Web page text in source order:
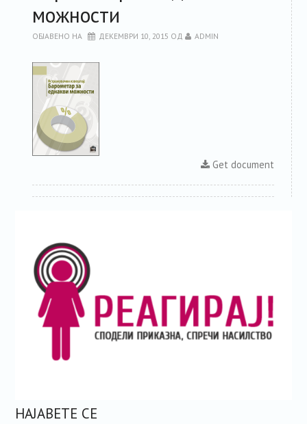
можности
ОБЈАВЕНО НА ДЕКЕМВРИ 10, 2015 ОД ADMIN
Get document
НАЈАВЕТЕ СЕ